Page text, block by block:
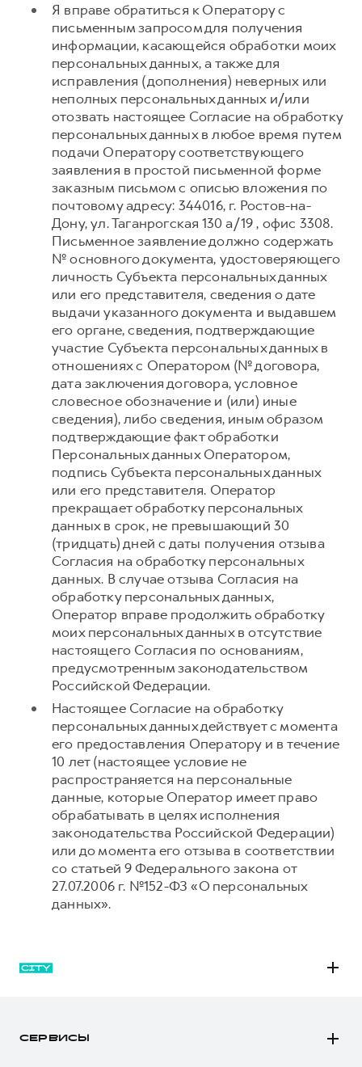
Я вправе обратиться к Оператору с
письменным запросом для получения
информации, касающейся обработки моих
персональных данных, а также для
исправления (дополнения) неверных или
неполных персональных данных и/или
отозвать настоящее Согласие на обработку
персональных данных в любое время путем
подачи Оператору соответствующего
заявления в простой письменной форме
заказным письмом с описью вложения по
почтовому адресу: 344016, г. Ростов-на-
Дону, ул. Таганрогская 130 а/19 , офис 3308.
Письменное заявление должно содержать
№ основного документа, удостоверяющего
личность Субъекта персональных данных
или его представителя, сведения о дате
выдачи указанного документа и выдавшем
его органе, сведения, подтверждающие
участие Субъекта персональных данных в
отношениях с Оператором (№ договора,
дата заключения договора, условное
словесное обозначение и (или) иные
сведения), либо сведения, иным образом
подтверждающие факт обработки
Персональных данных Оператором,
подпись Субъекта персональных данных
или его представителя. Оператор
прекращает обработку персональных
данных в срок, не превышающий 30
(тридцать) дней с даты получения отзыва
Согласия на обработку персональных
данных. В случае отзыва Согласия на
обработку персональных данных,
Оператор вправе продолжить обработку
моих персональных данных в отсутствие
настоящего Согласия по основаниям,
предусмотренным законодательством
Российской Федерации.
Настоящее Согласие на обработку
персональных данных действует с момента
его предоставления Оператору и в течение
10 лет (настоящее условие не
распространяется на персональные
данные, которые Оператор имеет право
обрабатывать в целях исполнения
законодательства Российской Федерации)
или до момента его отзыва в соответствии
со статьей 9 Федерального закона от
27.07.2006 г. №152-ФЗ «О персональных
данных».
СЕРВИСЫ